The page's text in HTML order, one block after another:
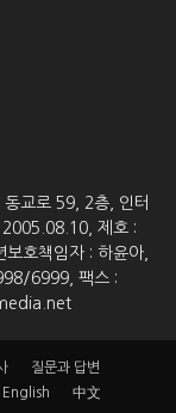
교로 59, 2층, 인터
2005.08.10, 제호 :
호책임자 : 하윤아,
6999, 팩스 :
질문과 답변
English
中文